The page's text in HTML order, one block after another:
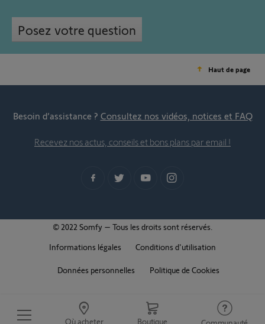
Où acheter Boutique
Posez votre question
Haut de page
Besoin d’assistance ? Consultez nos vidéos, notices et FAQ
Recevez nos actus, conseils et bons plans par email !
© 2022 Somfy – Tous les droits sont réservés.
Informations légales
Conditions d'utilisation
Données personnelles Politique de Cookies